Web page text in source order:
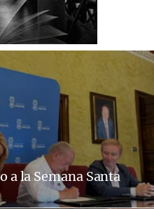
a la Semana Santa